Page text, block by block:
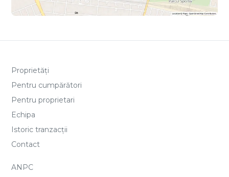
Proprietăți
Pentru cumpărători
Pentru proprietari
Echipa
Istoric tranzacții
Contact
ANPC